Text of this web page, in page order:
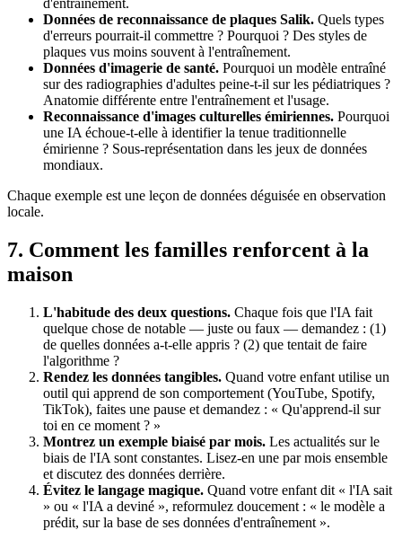
d'entraînement.
Données de reconnaissance de plaques Salik. Quels types
d'erreurs pourrait-il commettre ? Pourquoi ? Des styles de
plaques vus moins souvent à l'entraînement.
Données d'imagerie de santé. Pourquoi un modèle entraîné
sur des radiographies d'adultes peine-t-il sur les pédiatriques ?
Anatomie différente entre l'entraînement et l'usage.
Reconnaissance d'images culturelles émiriennes. Pourquoi
une IA échoue-t-elle à identifier la tenue traditionnelle
émirienne ? Sous-représentation dans les jeux de données
mondiaux.
Chaque exemple est une leçon de données déguisée en observation
locale.
7. Comment les familles renforcent à la
maison
L'habitude des deux questions. Chaque fois que l'IA fait
quelque chose de notable — juste ou faux — demandez : (1)
de quelles données a-t-elle appris ? (2) que tentait de faire
l'algorithme ?
Rendez les données tangibles. Quand votre enfant utilise un
outil qui apprend de son comportement (YouTube, Spotify,
TikTok), faites une pause et demandez : « Qu'apprend-il sur
toi en ce moment ? »
Montrez un exemple biaisé par mois. Les actualités sur le
biais de l'IA sont constantes. Lisez-en une par mois ensemble
et discutez des données derrière.
Évitez le langage magique. Quand votre enfant dit « l'IA sait
» ou « l'IA a deviné », reformulez doucement : « le modèle a
prédit, sur la base de ses données d'entraînement ».